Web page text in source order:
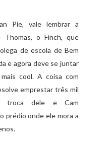
Pie, vale lembrar a
Thomas, o Finch, que
de escola de Bem
e agora deve se juntar
cool. A coisa com
emprestar três mil
troca dele e Cam
prédio onde ele mora a